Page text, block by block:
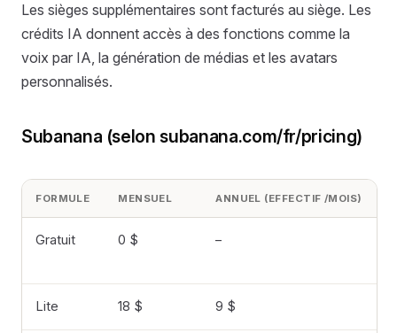
Les sièges supplémentaires sont facturés au siège. Les
crédits IA donnent accès à des fonctions comme la
voix par IA, la génération de médias et les avatars
personnalisés.
Subanana (selon subanana.com/fr/pricing)
FORMULE MENSUEL ANNUEL (EFFECTIF /MOIS)
Gratuit 0 $ –
Lite 18 $ 9 $